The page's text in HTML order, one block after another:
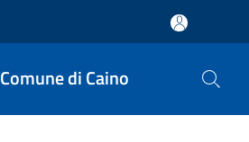
Comune di Caino